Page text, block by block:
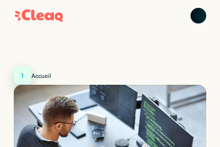
1 Accueil